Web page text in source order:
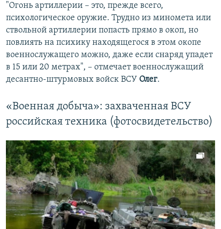
"Огонь артиллерии – это, прежде всего,
психологическое оружие. Трудно из миномета или
ствольной артиллерии попасть прямо в окоп, но
повлиять на психику находящегося в этом окопе
военнослужащего можно, даже если снаряд упадет
в 15 или 20 метрах", – отмечает военнослужащий
десантно-штурмовых войск ВСУ Олег.
«Военная добыча»: захваченная ВСУ
российская техника (фотосвидетельство)